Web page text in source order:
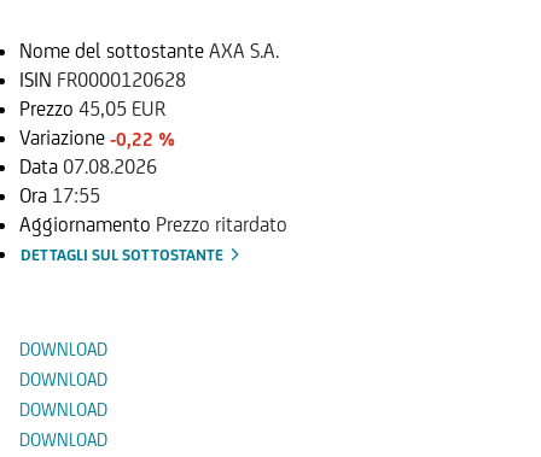
Nome del sottostante AXA S.A.
ISIN FR0000120628
Prezzo 45,05 EUR
Variazione -0,22 %
Data 07.08.2026
Ora 17:55
Aggiornamento Prezzo ritardato
DETTAGLI SUL SOTTOSTANTE
DOWNLOAD
DOWNLOAD
DOWNLOAD
DOWNLOAD